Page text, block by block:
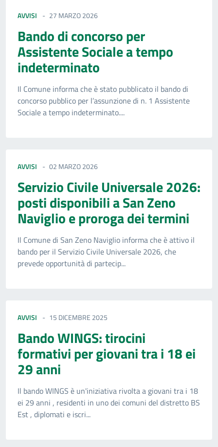
AVVISI 27 MARZO 2026
Bando di concorso per
Assistente Sociale a tempo
indeterminato
Il Comune informa che è stato pubblicato il bando di
concorso pubblico per l’assunzione di n. 1 Assistente
Sociale a tempo indeterminato....
AVVISI 02 MARZO 2026
Servizio Civile Universale 2026:
posti disponibili a San Zeno
Naviglio e proroga dei termini
Il Comune di San Zeno Naviglio informa che è attivo il
bando per il Servizio Civile Universale 2026, che
prevede opportunità di partecip...
AVVISI 15 DICEMBRE 2025
Bando WINGS: tirocini
formativi per giovani tra i 18 ei
29 anni
Il bando WINGS è un'iniziativa rivolta a giovani tra i 18
ei 29 anni , residenti in uno dei comuni del distretto BS
Est , diplomati e iscri...